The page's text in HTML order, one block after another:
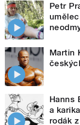
Petr
Martin
Hanns
a
rodák